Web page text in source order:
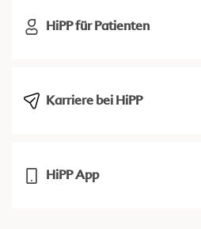
HiPP für Patienten
Karriere bei HiPP
HiPP App